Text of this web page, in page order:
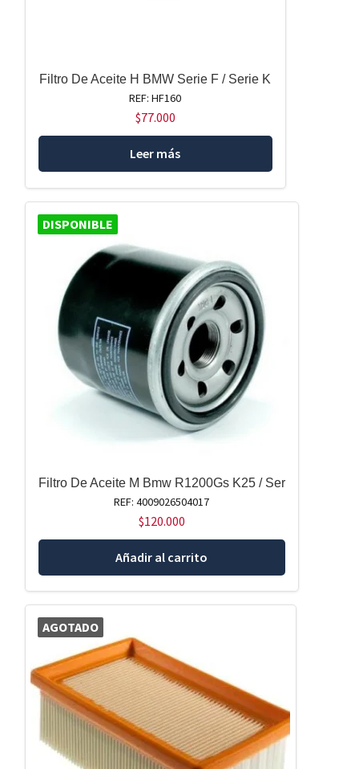
Filtro De Aceite H BMW Serie F / Serie K
REF: HF160
$77.000
Leer más
DISPONIBLE
Filtro De Aceite M Bmw R1200Gs K25 / Ser
REF: 4009026504017
$120.000
Añadir al carrito
AGOTADO